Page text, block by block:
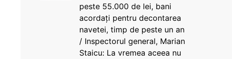
peste 55.000 de lei, bani
acordați pentru decontarea
navetei, timp de peste un an
/ Inspectorul general, Marian
Staicu: La vremea aceea nu